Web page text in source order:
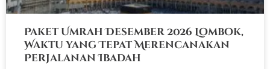
Paket Umrah Desember 2026 Lombok,
Waktu yang Tepat Merencanakan
Perjalanan Ibadah